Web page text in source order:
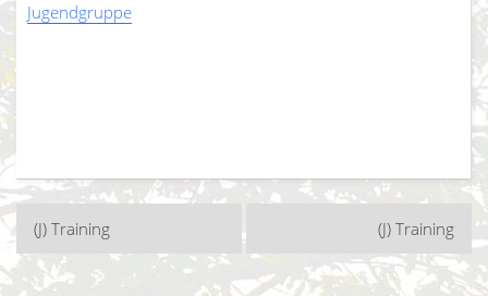
Jugendgruppe
Beitragsnavigation
(J) Training (J) Training